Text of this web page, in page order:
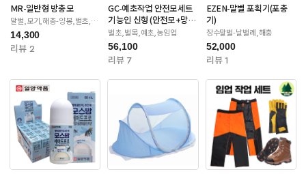
MR-일반형 방충모
말벌,모기,해충-양봉,벌초,제
초
14,300
리뷰 2
GC-예초작업 안전모세트
기능인 신형 (안전모+망
+귀마개)
벌초,벌목,예초,농임업
56,100
리뷰 7
EZEN-말벌 포획기(포충
기)
장수말벌-날벌레,해충
52,000
리뷰 1